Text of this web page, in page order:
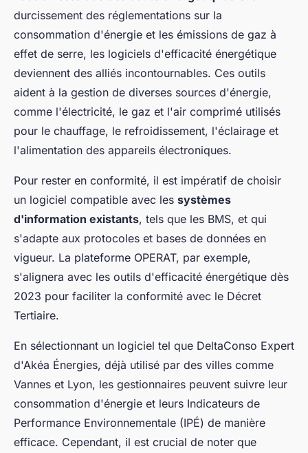
durcissement des réglementations sur la
consommation d'énergie et les émissions de gaz à
effet de serre, les logiciels d'efficacité énergétique
deviennent des alliés incontournables. Ces outils
aident à la gestion de diverses sources d'énergie,
comme l'électricité, le gaz et l'air comprimé utilisés
pour le chauffage, le refroidissement, l'éclairage et
l'alimentation des appareils électroniques.
Pour rester en conformité, il est impératif de choisir
un logiciel compatible avec les systèmes
d'information existants, tels que les BMS, et qui
s'adapte aux protocoles et bases de données en
vigueur. La plateforme OPERAT, par exemple,
s'alignera avec les outils d'efficacité énergétique dès
2023 pour faciliter la conformité avec le Décret
Tertiaire.
En sélectionnant un logiciel tel que DeltaConso Expert
d'Akéa Énergies, déjà utilisé par des villes comme
Vannes et Lyon, les gestionnaires peuvent suivre leur
consommation d'énergie et leurs Indicateurs de
Performance Environnementale (IPÉ) de manière
efficace. Cependant, il est crucial de noter que